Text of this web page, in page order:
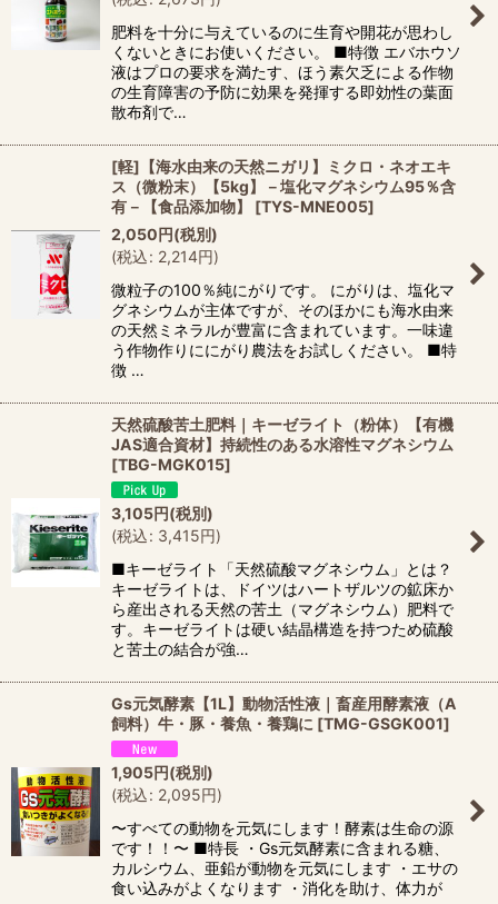
肥料を十分に与えているのに生育や開花が思わし
くないときにお使いください。 ■特徴 エバホウソ
液はプロの要求を満たす、ほう素欠乏による作物
の生育障害の予防に効果を発揮する即効性の葉面
散布剤で…
[軽]【海水由来の天然ニガリ】ミクロ・ネオエキ
ス（微粉末）【5kg】－塩化マグネシウム95％含
有－【食品添加物】
[TYS-MNE005]
2,050円(税別)
(税込: 2,214円)
微粒子の100％純にがりです。 にがりは、塩化マ
グネシウムが主体ですが、そのほかにも海水由来
の天然ミネラルが豊富に含まれています。一味違
う作物作りににがり農法をお試しください。 ■特
徴 …
天然硫酸苦土肥料｜キーゼライト（粉体）【有機
JAS適合資材】持続性のある水溶性マグネシウム
[TBG-MGK015]
3,105円(税別)
(税込: 3,415円)
■キーゼライト「天然硫酸マグネシウム」とは？
キーゼライトは、ドイツはハートザルツの鉱床か
ら産出される天然の苦土（マグネシウム）肥料で
す。キーゼライトは硬い結晶構造を持つため硫酸
と苦土の結合が強…
Gs元気酵素【1L】動物活性液｜畜産用酵素液（A
飼料）牛・豚・養魚・養鶏に [TMG-GSGK001]
1,905円(税別)
(税込: 2,095円)
〜すべての動物を元気にします！酵素は生命の源
です！！〜 ■特長 ・Gs元気酵素に含まれる糖、
カルシウム、亜鉛が動物を元気にします ・エサの
食い込みがよくなります ・消化を助け、体力が